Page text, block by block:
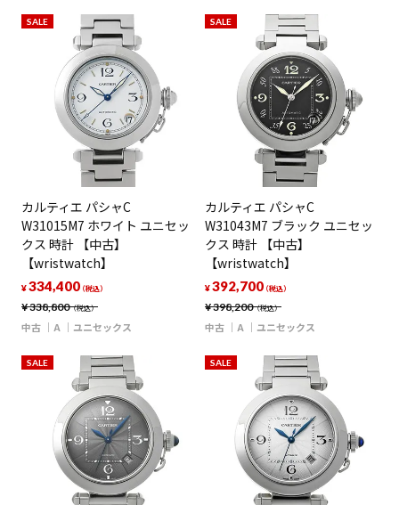
SALE
カルティエ パシャC
W31015M7 ホワイト ユニセッ
クス 時計 【中古】
【wristwatch】
¥338,800（税込）
¥334,400（税込）
中古 A ユニセックス
SALE
カルティエ パシャC
W31043M7 ブラック ユニセッ
クス 時計 【中古】
【wristwatch】
¥398,200（税込）
¥392,700（税込）
中古 A ユニセックス
SALE SALE